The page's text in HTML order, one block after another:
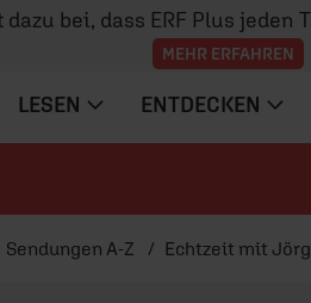
bei, dass ERF Plus jeden
MEHR ERFAHREN
LESEN ENTDECKEN
Sendungen A-Z Echtzeit mit